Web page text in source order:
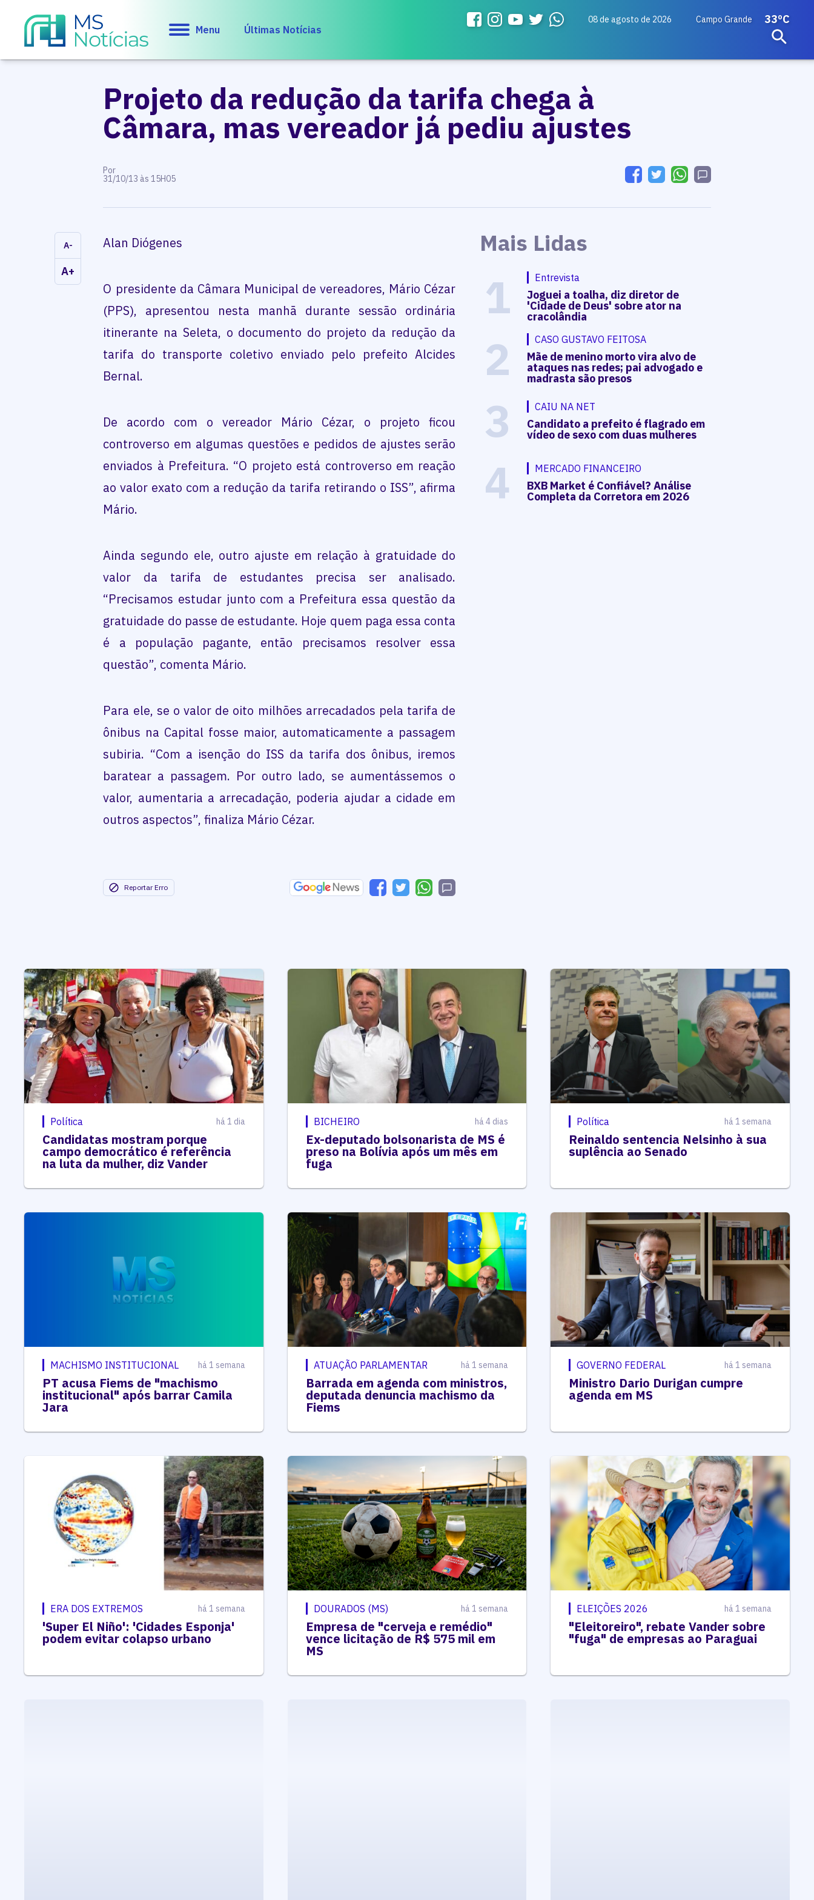
Menu Últimas Notícias
08 de agosto de 2026 Campo Grande 33ºC
Projeto da redução da tarifa chega à
Câmara, mas vereador já pediu ajustes
Por
31/10/13 às 15H05
A-
A+
Alan Diógenes
O presidente da Câmara Municipal de vereadores, Mário Cézar
(PPS), apresentou nesta manhã durante sessão ordinária
itinerante na Seleta, o documento do projeto da redução da
tarifa do transporte coletivo enviado pelo prefeito Alcides
Bernal.
De acordo com o vereador Mário Cézar, o projeto ficou
controverso em algumas questões e pedidos de ajustes serão
enviados à Prefeitura. “O projeto está controverso em reação
ao valor exato com a redução da tarifa retirando o ISS”, afirma
Mário.
Ainda segundo ele, outro ajuste em relação à gratuidade do
valor da tarifa de estudantes precisa ser analisado.
“Precisamos estudar junto com a Prefeitura essa questão da
gratuidade do passe de estudante. Hoje quem paga essa conta
é a população pagante, então precisamos resolver essa
questão”, comenta Mário.
Para ele, se o valor de oito milhões arrecadados pela tarifa de
ônibus na Capital fosse maior, automaticamente a passagem
subiria. “Com a isenção do ISS da tarifa dos ônibus, iremos
baratear a passagem. Por outro lado, se aumentássemos o
valor, aumentaria a arrecadação, poderia ajudar a cidade em
outros aspectos”, finaliza Mário Cézar.
Reportar Erro
Mais Lidas
1 Entrevista
Joguei a toalha, diz diretor de
'Cidade de Deus' sobre ator na
cracolândia
2 CASO GUSTAVO FEITOSA
Mãe de menino morto vira alvo de
ataques nas redes; pai advogado e
madrasta são presos
3 CAIU NA NET
Candidato a prefeito é flagrado em
vídeo de sexo com duas mulheres
4 MERCADO FINANCEIRO
BXB Market é Confiável? Análise
Completa da Corretora em 2026
Política há 1 dia
Candidatas mostram porque
campo democrático é referência
na luta da mulher, diz Vander
BICHEIRO há 4 dias
Ex-deputado bolsonarista de MS é
preso na Bolívia após um mês em
fuga
Política há 1 semana
Reinaldo sentencia Nelsinho à sua
suplência ao Senado
MACHISMO INSTITUCIONAL há 1 semana
PT acusa Fiems de "machismo
institucional" após barrar Camila
Jara
ATUAÇÃO PARLAMENTAR há 1 semana
Barrada em agenda com ministros,
deputada denuncia machismo da
Fiems
GOVERNO FEDERAL há 1 semana
Ministro Dario Durigan cumpre
agenda em MS
ERA DOS EXTREMOS há 1 semana
'Super El Niño': 'Cidades Esponja'
podem evitar colapso urbano
DOURADOS (MS) há 1 semana
Empresa de "cerveja e remédio"
vence licitação de R$ 575 mil em
MS
ELEIÇÕES 2026 há 1 semana
"Eleitoreiro", rebate Vander sobre
"fuga" de empresas ao Paraguai